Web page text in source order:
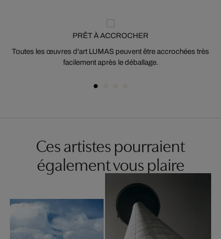
PRÊT À ACCROCHER
Toutes les œuvres d'art LUMAS peuvent être accrochées très
facilement après le déballage.
Ces artistes pourraient
également vous plaire